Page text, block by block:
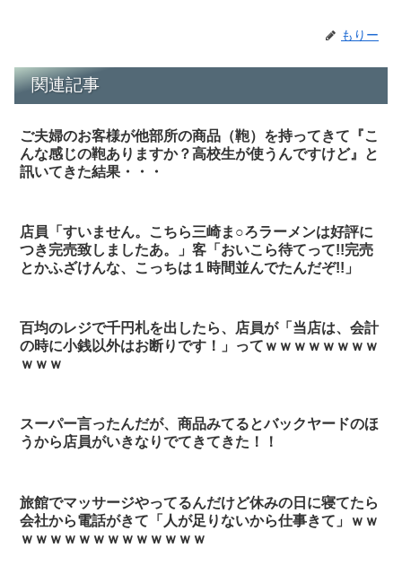
もりー
関連記事
ご夫婦のお客様が他部所の商品（鞄）を持ってきて『こ
んな感じの鞄ありますか？高校生が使うんですけど』と
訊いてきた結果・・・
店員「すいません。こちら三崎ま○ろラーメンは好評に
つき完売致しましたあ。」客「おいこら待てって!!完売
とかふざけんな、こっちは１時間並んでたんだぞ!!」
百均のレジで千円札を出したら、店員が「当店は、会計
の時に小銭以外はお断りです！」ってｗｗｗｗｗｗｗｗ
ｗｗｗ
スーパー言ったんだが、商品みてるとバックヤードのほ
うから店員がいきなりでてきてきた！！
旅館でマッサージやってるんだけど休みの日に寝てたら
会社から電話がきて「人が足りないから仕事きて」ｗｗ
ｗｗｗｗｗｗｗｗｗｗｗｗｗ